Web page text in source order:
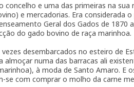
e uma das primeiras na sua
e mercadorias. Era considerada
Geral dos Gados de 1870
do gado bovino de raça marinhoa.
desembarcados no esteiro de
numa das barracas ali
à moda de Santo Amaro. E
se com comprar o molho da carne